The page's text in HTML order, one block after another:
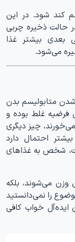
کند شود. در این
حالت ذخیره چربی
بعدی بیشتر غذا
می‌شود.
متابولیسم بدن
فرضیه غلط بوده و
افرادی که بعد از ساعت ۹ غذا می‌خورند، چیز دیگری
احتمال دارد
شخص به غذاهای
وزن می‌شوند، بلکه
را نمی‌دانستید
ایده‌آل خواب کافی